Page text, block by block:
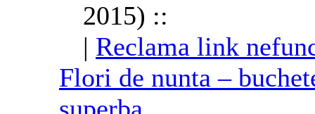
2015) ::
| Reclama link
Flori de nunta –